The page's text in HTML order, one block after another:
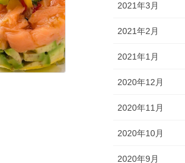
2021年3月
2021年2月
2021年1月
2020年12月
2020年11月
2020年10月
2020年9月